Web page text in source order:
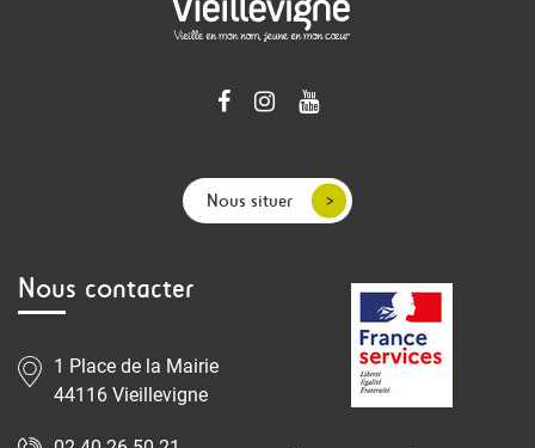
Nous situer
Nous contacter
1 Place de la Mairie
44116 Vieillevigne